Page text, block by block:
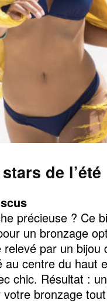
de l’été
précieuse ? Ce
un bronzage
relevé par un
au centre du haut
chic. Résultat :
bronzage